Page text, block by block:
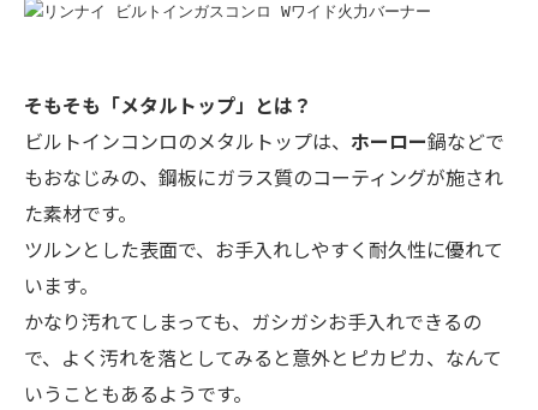
そもそも「メタルトップ」とは？
ビルトインコンロのメタルトップは、 ホーロー鍋などで
もおなじみの、鋼板にガラス質のコーティングが施され
た素材です。
ツルンとした表面で、お手入れしやすく耐久性に優れて
います。
かなり汚れてしまっても、ガシガシお手入れできるの
で、よく汚れを落としてみると意外とピカピカ、なんて
いうこともあるようです。